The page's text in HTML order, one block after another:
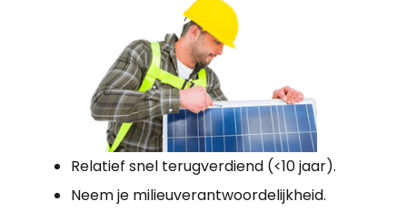
Relatief snel terugverdiend (<10 jaar).
Neem je milieuverantwoordelijkheid.